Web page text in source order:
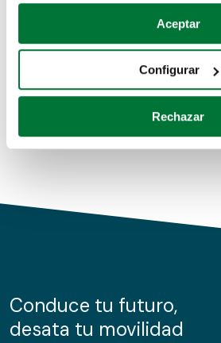
Si lo permite, también quisiéramos:
Recopilar información sobre su
Identificar su dispositivo
para buscar características
Obtenga más información sobre
de cookies.
información sobre el uso que haga
nuestros partners de redes
Aceptar
Configurar
Rechazar
Coches de segunda mano
Coches de km0
Conduce tu futuro,
desata tu movilidad